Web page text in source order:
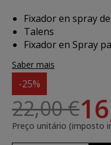
Fixador en spray
Talens
Fixador en Spray
Saber mais
-25%
22,00 €
Preço unitário (imposto